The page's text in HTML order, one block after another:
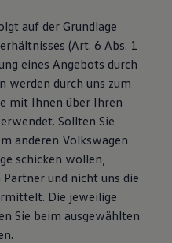
auf der Grundlage
(Art. 6 Abs. 1
eines Angebots durch
werden durch uns zum
mit Ihnen über Ihren
Sollten Sie
anderen Volkswagen
schicken wollen,
und nicht uns die
Die jeweilige
Sie beim ausgewählten